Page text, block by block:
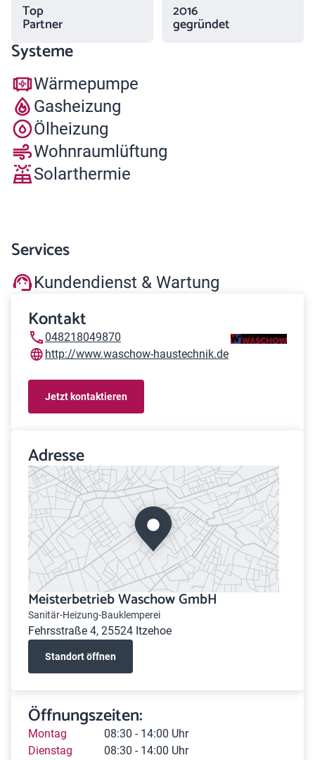
Top
Partner
2016
gegründet
Systeme
Wärmepumpe
Gasheizung
Ölheizung
Wohnraumlüftung
Solarthermie
Services
Kundendienst & Wartung
Kontakt
048218049870
http://www.waschow-haustechnik.de
Jetzt kontaktieren
Adresse
Meisterbetrieb Waschow GmbH
Sanitär-Heizung-Bauklemperei
Fehrsstraße 4, 25524 Itzehoe
Standort öffnen
Öffnungszeiten:
Montag
08:30 - 14:00 Uhr
Dienstag
08:30 - 14:00 Uhr